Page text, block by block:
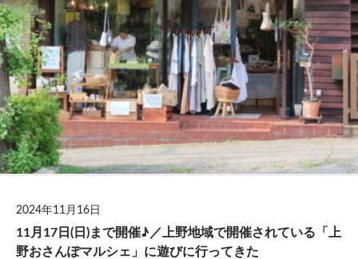
2024年11月16日
11月17日(日)まで開催♪／上野地域で開催されている「上
野おさんぽマルシェ」に遊びに行ってきた